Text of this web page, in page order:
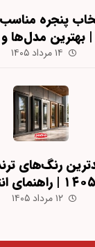
پنجره
بهترین مدل‌ها
۱۴ مرداد ۱۴۰۵
رنگ‌های
۱۲ مرداد ۱۴۰۵